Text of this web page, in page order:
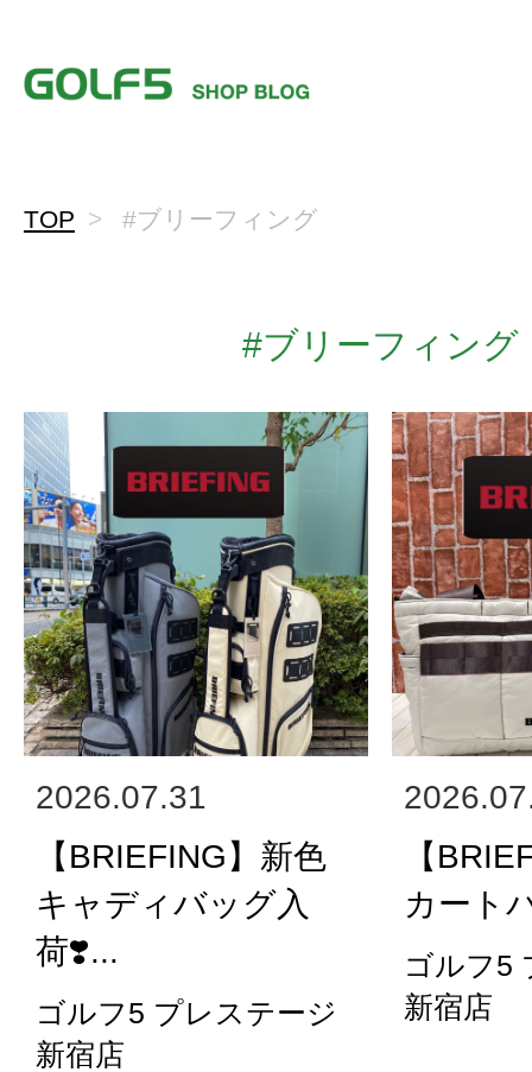
TOP #ブリーフィング
#ブリーフィング
2026.07.31
【BRIEFING】新色
キャディバッグ入
荷❣️...
ゴルフ5 プレステージ
新宿店
【
カート
ゴルフ5
新宿店